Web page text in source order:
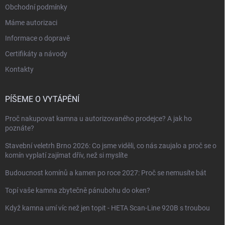
Obchodní podmínky
Máme autorizaci
Informace o dopravě
Certifikáty a návody
Kontakty
PÍŠEME O VYTÁPĚNÍ
Proč nakupovat kamna u autorizovaného prodejce? A jak ho
poznáte?
Stavební veletrh Brno 2026: Co jsme viděli, co nás zaujalo a proč se o
komín vyplatí zajímat dřív, než si myslíte
Budoucnost komínů a kamen po roce 2027: Proč se nemusíte bát
Topí vaše kamna zbytečně pánubohu do oken?
Když kamna umí víc než jen topit - HETA Scan-Line 920B s troubou